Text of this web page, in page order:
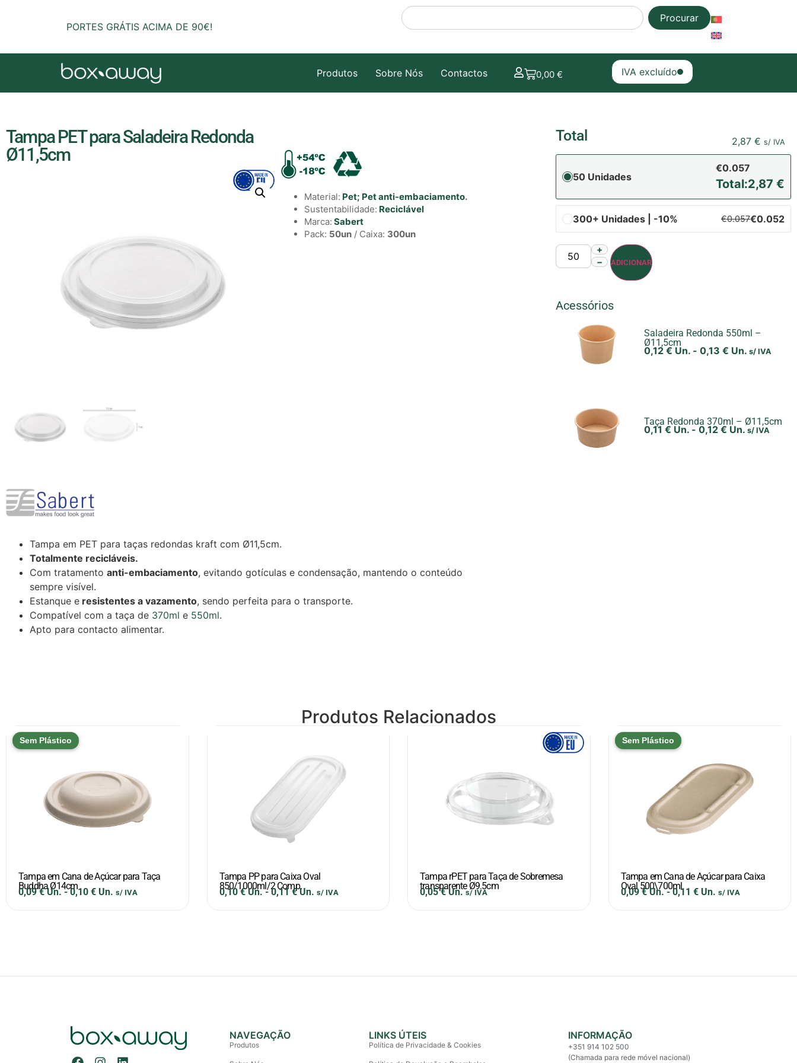
PORTES GRÁTIS ACIMA DE 90€!
Procurar
Produtos Sobre Nós Contactos 0,00 € IVA excluído
Tampa PET para Saladeira Redonda
Ø11,5cm
Tampa em PET para taças redondas kraft com Ø11,5cm.
Totalmente recicláveis.
Com tratamento anti-embaciamento, evitando gotículas e condensação, mantendo o conteúdo
sempre visível.
Estanque e resistentes a vazamento, sendo perfeita para o transporte.
Compatível com a taça de 370ml e 550ml.
Apto para contacto alimentar.
Material: Pet; Pet anti-embaciamento.
Sustentabilidade: Reciclável
Marca: Sabert
Pack: 50un / Caixa: 300un
Total 2,87 € s/ IVA
50 Unidades
€0.057
Total:2,87 €
300+ Unidades | -10% €0.057€0.052
+
−
ADICIONAR
Acessórios
Saladeira Redonda 550ml –
Ø11,5cm
0,12 € Un.- 0,13 € Un. s/ IVA
Taça Redonda 370ml – Ø11,5cm
0,11 € Un.- 0,12 € Un. s/ IVA
Produtos Relacionados
Sem Plástico
Tampa em Cana de Açúcar para Taça
Buddha Ø14cm
0,09€ Un. -0,10 € Un. s/ IVA
Tampa PP para Caixa Oval
850/1000ml/2 Comp.
0,10€ Un.- 0,11€ Un. s/ IVA
Tampa rPET para Taça de Sobremesa
transparente Ø9.5cm
0,05€ Un. s/ IVA
Sem Plástico
Tampa em Cana de Açúcar para Caixa
Oval 500\700ml
0,09€ Un.-0,11 € Un. s/ IVA
NAVEGAÇÃO
Produtos
LINKS ÚTEIS
Política de Privacidade & Cookies
INFORMAÇÃO
+351 914 102 500
(Chamada para rede móvel nacional)